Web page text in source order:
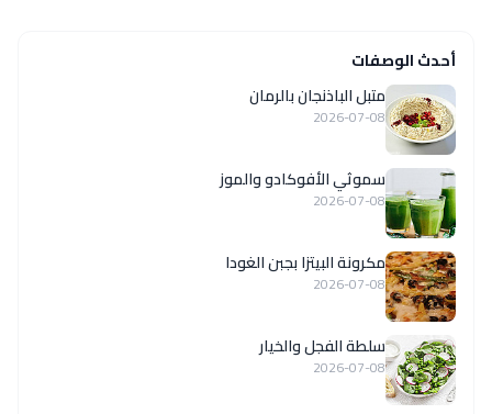
أحدث الوصفات
متبل الباذنجان بالرمان
2026-07-08
سموثي الأفوكادو والموز
2026-07-08
مكرونة البيتزا بجبن الغودا
2026-07-08
سلطة الفجل والخيار
2026-07-08